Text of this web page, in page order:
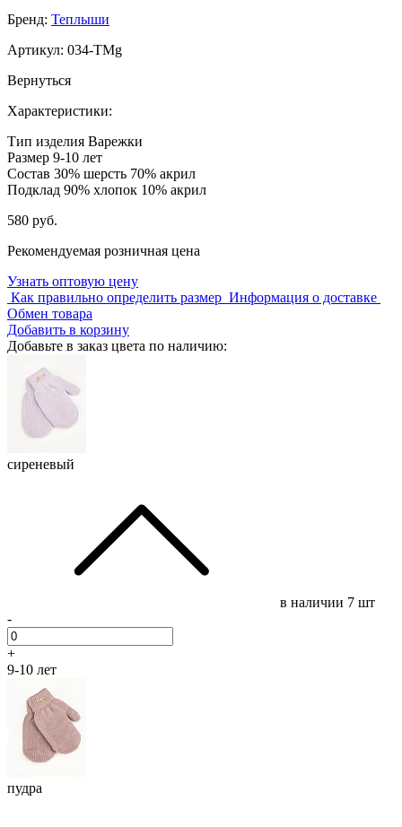
Бренд: Теплыши
Артикул: 034-TMg
Вернуться
Характеристики:
Тип изделия Варежки
Размер 9-10 лет
Состав 30% шерсть 70% акрил
Подклад 90% хлопок 10% акрил
580 руб.
Рекомендуемая розничная цена
Узнать оптовую цену
Как правильно определить размер Информация о доставке
Обмен товара
Добавить в корзину
Добавьте в заказ цвета по наличию:
сиреневый
в наличии 7 шт
-
+
9-10 лет
пудра